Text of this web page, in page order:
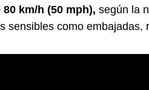
km/h (50 mph), según la
sensibles como